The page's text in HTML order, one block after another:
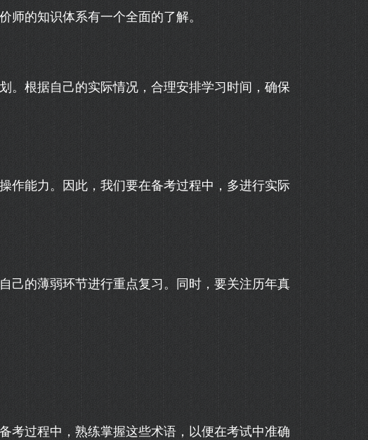
师的知识体系有一个全面的了解。
。根据自己的实际情况，合理安排学习时间，确保
作能力。因此，我们要在备考过程中，多进行实际
己的薄弱环节进行重点复习。同时，要关注历年真
考过程中，熟练掌握这些术语，以便在考试中准确